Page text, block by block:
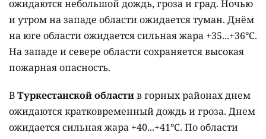
ожидаются небольшой дождь, гроза и град. Ночью
и утром на западе области ожидается туман. Днём
на юге области ожидается сильная жара +35...+36°C.
На западе и севере области сохраняется высокая
пожарная опасность.
ВТуркестанской областив горных районах днем
ожидаются кратковременный дождь и гроза. Днем
ожидается сильная жара +40...+41°C. По области